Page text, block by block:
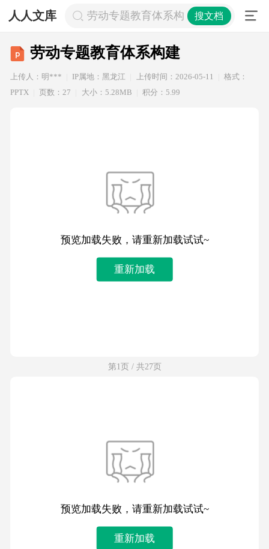
人人文库 劳动专题教育体系构建搜文档
劳动专题教育体系构建
上传人：明*** IP属地：黑龙江 上传时间：2026-05-11
格式：
PPTX
页数：27 大小：5.28MB 积分：5.99
预览加载失败，请重新加载试试~
重新加载
第1页 / 共27页
预览加载失败，请重新加载试试~
重新加载